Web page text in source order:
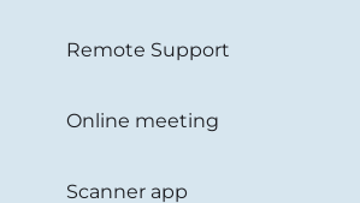
Remote Support
Online meeting
Scanner app